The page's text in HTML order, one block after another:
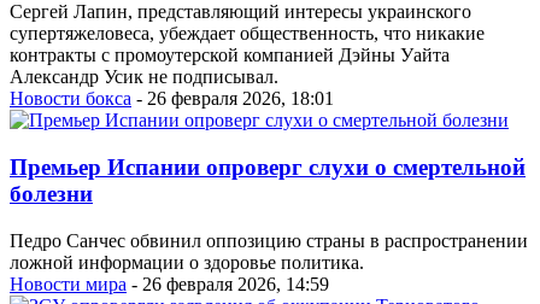
Сергей Лапин, представляющий интересы украинского
супертяжеловеса, убеждает общественность, что никакие
контракты с промоутерской компанией Дэйны Уайта
Александр Усик не подписывал.
Новости бокса - 26 февраля 2026, 18:01
Премьер Испании опроверг слухи о смертельной
болезни
Педро Санчес обвинил оппозицию страны в распространении
ложной информации о здоровье политика.
Новости мира - 26 февраля 2026, 14:59